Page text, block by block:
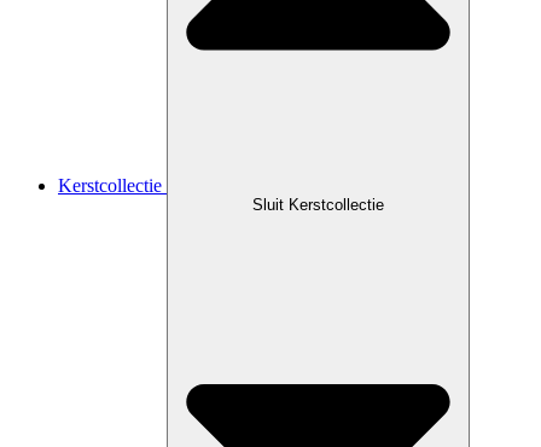
Kerstcollectie
Sluit Kerstcollectie